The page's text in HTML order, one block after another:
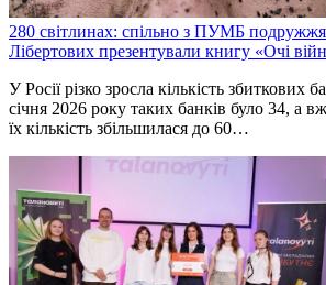
280 світлинах: спільно з ПУМБ подружжя
Лібертових презентували книгу «Очі
У Росії різко зросла кількість збиткових
січня 2026 року таких банків було 34, а
їх кількість збільшилася до 60…